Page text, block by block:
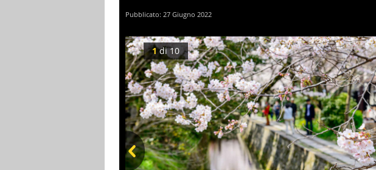
Pubblicato: 27 Giugno 2022
1di10